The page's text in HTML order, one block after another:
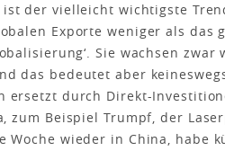
ist der vielleicht wichtigste
Exporte weniger als
Sie wachsen
das bedeutet aber
ersetzt durch Direkt-
zum Beispiel Trumpf, der
Woche wieder in China, habe